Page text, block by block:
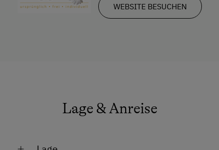
WEBSITE BESUCHEN
Lage & Anreise